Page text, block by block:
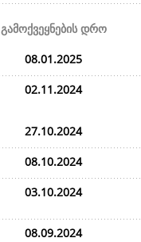
გამოქვეყნების დრო
08.01.2025
02.11.2024
27.10.2024
08.10.2024
03.10.2024
08.09.2024